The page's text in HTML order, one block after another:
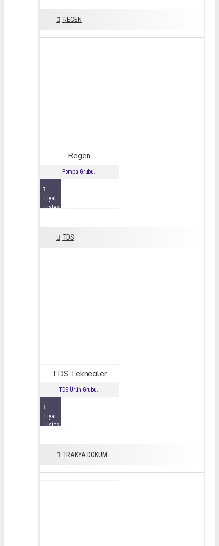
REGEN
Regen
Pompa Grubu..
Fiyat
Listesini
TDS
TDS Tekneciler
TDS Ürün Grubu..
Fiyat
Listesini
TRAKYA DÖKÜM